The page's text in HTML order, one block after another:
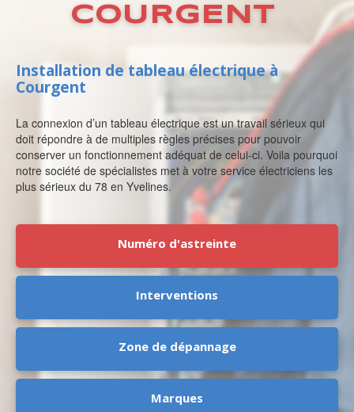
COURGENT
Installation de tableau électrique à
Courgent
La connexion d’un tableau électrique est un travail sérieux qui
doit répondre à de multiples règles précises pour pouvoir
conserver un fonctionnement adéquat de celui-ci. Voila pourquoi
notre société de spécialistes met à votre service électriciens les
plus sérieux du 78 en Yvelines.
Numéro d'astreinte
Interventions
Zone de dépannage
Marques